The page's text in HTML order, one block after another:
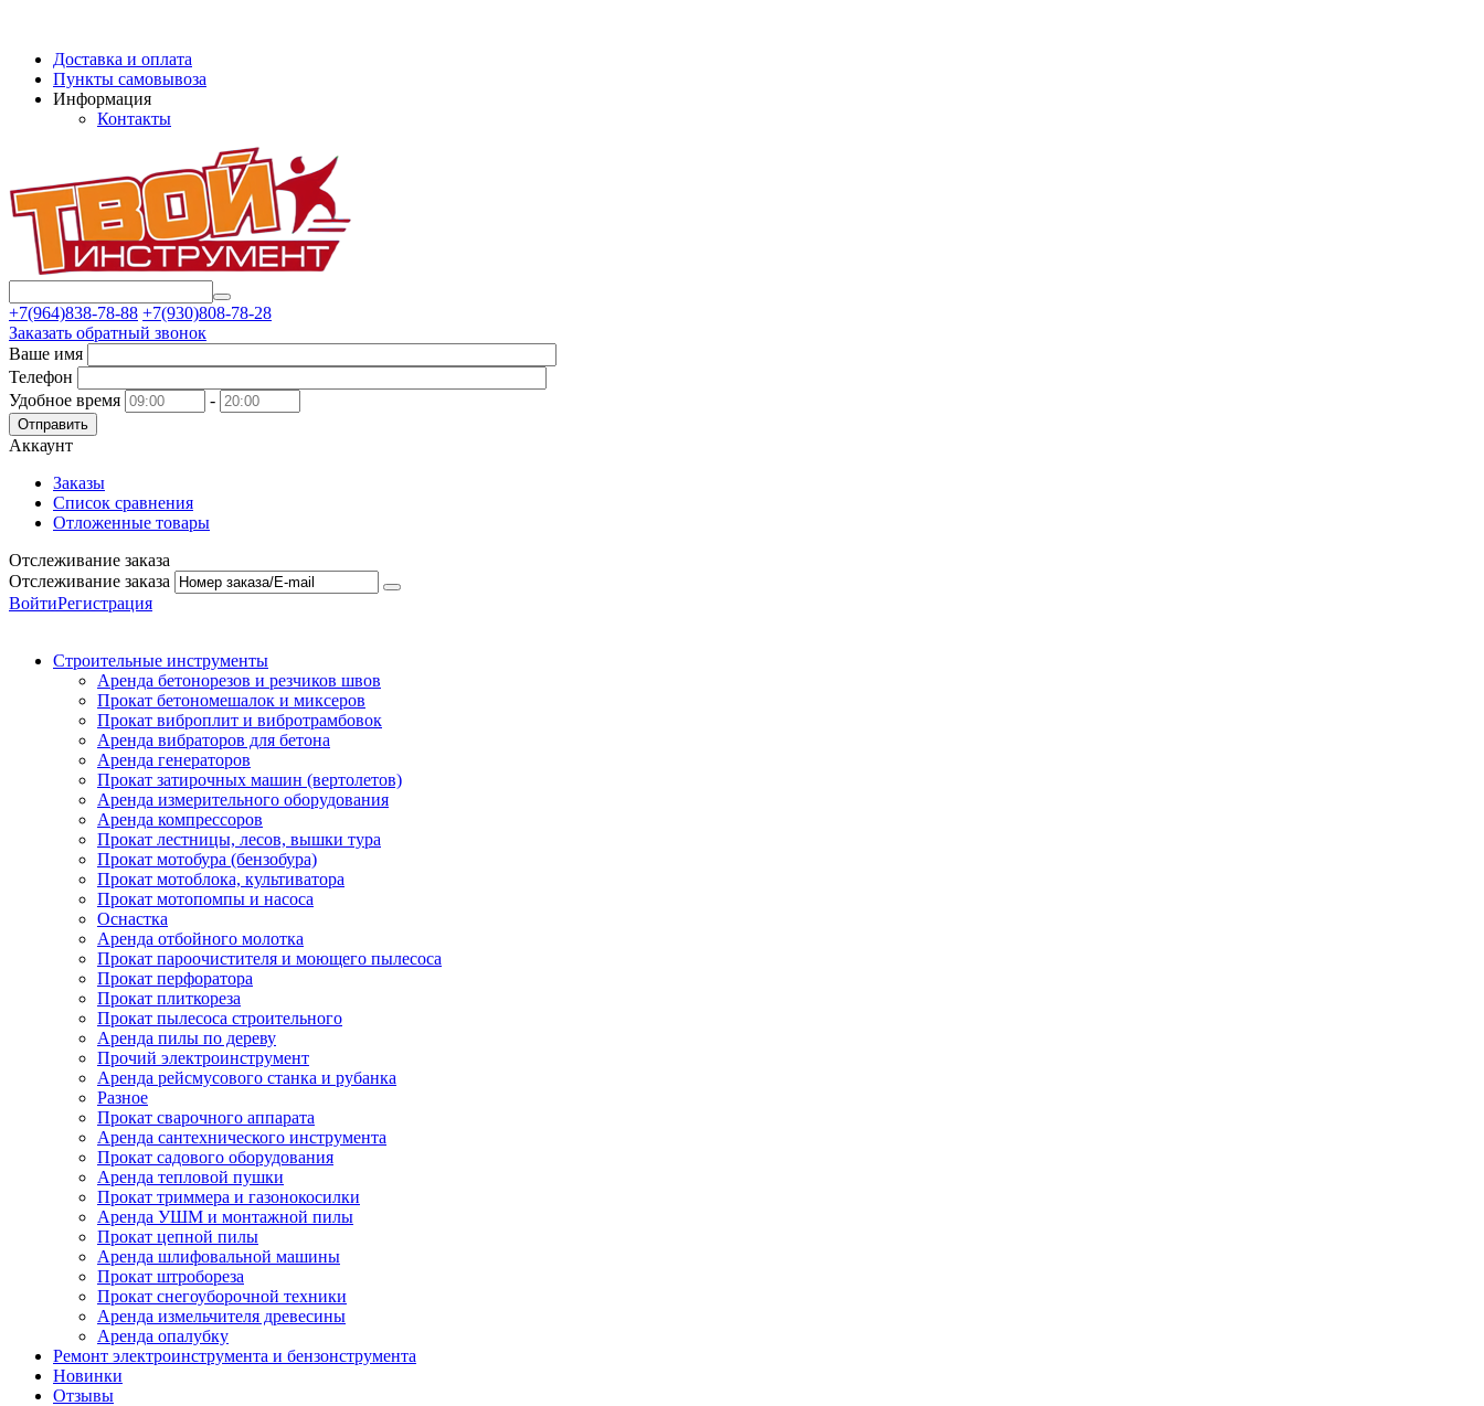
Доставка и оплата
Пункты самовывоза
Информация
Контакты
+7(964)838-78-88 +7(930)808-78-28
Заказать обратный звонок
Ваше имя
Телефон
Удобное время
-
Отправить
Аккаунт
Заказы
Список сравнения
Отложенные товары
Отслеживание заказа
Отслеживание заказа
ВойтиРегистрация
Строительные инструменты
Аренда бетонорезов и резчиков швов
Прокат бетономешалок и миксеров
Прокат виброплит и вибротрамбовок
Аренда вибраторов для бетона
Аренда генераторов
Прокат затирочных машин (вертолетов)
Аренда измерительного оборудования
Аренда компрессоров
Прокат лестницы, лесов, вышки тура
Прокат мотобура (бензобура)
Прокат мотоблока, культиватора
Прокат мотопомпы и насоса
Оснастка
Аренда отбойного молотка
Прокат пароочистителя и моющего пылесоса
Прокат перфоратора
Прокат плиткореза
Прокат пылесоса строительного
Аренда пилы по дереву
Прочий электроинструмент
Аренда рейсмусового станка и рубанка
Разное
Прокат сварочного аппарата
Аренда сантехнического инструмента
Прокат садового оборудования
Аренда тепловой пушки
Прокат триммера и газонокосилки
Аренда УШМ и монтажной пилы
Прокат цепной пилы
Аренда шлифовальной машины
Прокат штробореза
Прокат снегоуборочной техники
Аренда измельчителя древесины
Аренда опалубку
Ремонт электроинструмента и бензонструмента
Новинки
Отзывы